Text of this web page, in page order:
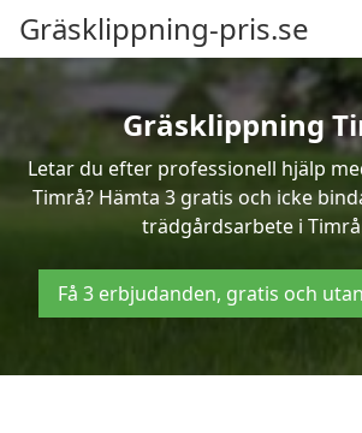
Gräsklippning-pris.se
Gräsklippning
Letar du efter professionell hjälp
Timrå? Hämta 3 gratis och icke
trädgårdsarbete i Timrå
Få 3 erbjudanden, gratis och